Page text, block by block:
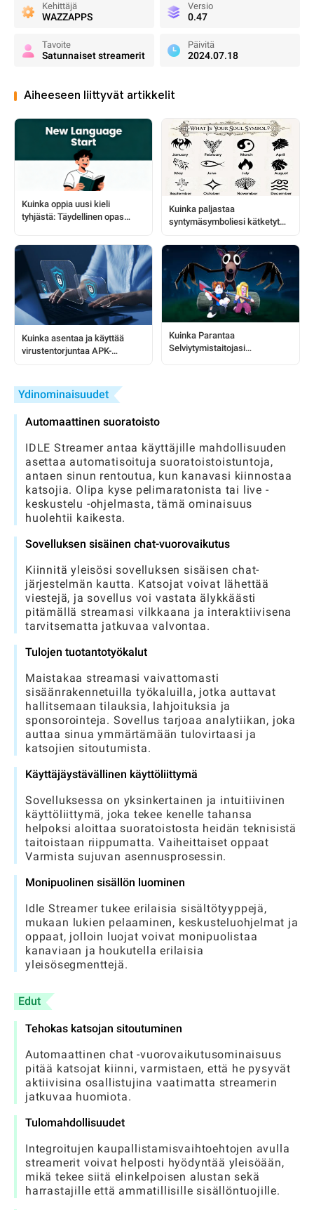
Kehittäjä
WAZZAPPS
Versio
0.47
Tavoite
Satunnaiset streamerit
Päivitä
2024.07.18
Aiheeseen liittyvät artikkelit
Kuinka oppia uusi kieli
tyhjästä: Täydellinen opas
Kuinka paljastaa
syntymäsymboliesi kätketyt
kivet ja paljon muuta
Kuinka asentaa ja käyttää
virustentorjuntaa APK-
Kuinka Parantaa
Selviytymistaitojasi
Ydinominaisuudet
Automaattinen suoratoisto
IDLE Streamer antaa käyttäjille mahdollisuuden
asettaa automatisoituja suoratoistoistuntoja,
antaen sinun rentoutua, kun kanavasi kiinnostaa
katsojia. Olipa kyse pelimaratonista tai live -
keskustelu -ohjelmasta, tämä ominaisuus
huolehtii kaikesta.
Sovelluksen sisäinen chat-vuorovaikutus
Kiinnitä yleisösi sovelluksen sisäisen chat-
järjestelmän kautta. Katsojat voivat lähettää
viestejä, ja sovellus voi vastata älykkäästi
pitämällä streamasi vilkkaana ja interaktiivisena
tarvitsematta jatkuvaa valvontaa.
Tulojen tuotantotyökalut
Maistakaa streamasi vaivattomasti
sisäänrakennetuilla työkaluilla, jotka auttavat
hallitsemaan tilauksia, lahjoituksia ja
sponsorointeja. Sovellus tarjoaa analytiikan, joka
auttaa sinua ymmärtämään tulovirtaasi ja
katsojien sitoutumista.
Käyttäjäystävällinen käyttöliittymä
Sovelluksessa on yksinkertainen ja intuitiivinen
käyttöliittymä, joka tekee kenelle tahansa
helpoksi aloittaa suoratoistosta heidän teknisistä
taitoistaan ​​riippumatta. Vaiheittaiset oppaat
Varmista sujuvan asennusprosessin.
Monipuolinen sisällön luominen
Idle Streamer tukee erilaisia ​​sisältötyyppejä,
mukaan lukien pelaaminen, keskusteluohjelmat ja
oppaat, jolloin luojat voivat monipuolistaa
kanaviaan ja houkutella erilaisia ​​
yleisösegmenttejä.
Edut
Tehokas katsojan sitoutuminen
Automaattinen chat -vuorovaikutusominaisuus
pitää katsojat kiinni, varmistaen, että he pysyvät
aktiivisina osallistujina vaatimatta streamerin
jatkuvaa huomiota.
Tulomahdollisuudet
Integroitujen kaupallistamisvaihtoehtojen avulla
streamerit voivat helposti hyödyntää yleisöään,
mikä tekee siitä elinkelpoisen alustan sekä
harrastajille että ammatillisille sisällöntuojille.